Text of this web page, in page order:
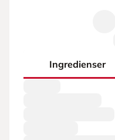
Ingredienser